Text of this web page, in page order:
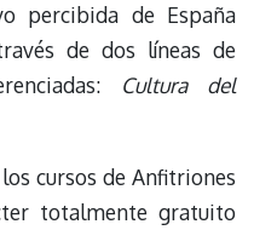
percibida de España
de dos líneas de
Cultura del
cursos de Anfitriones
totalmente gratuito